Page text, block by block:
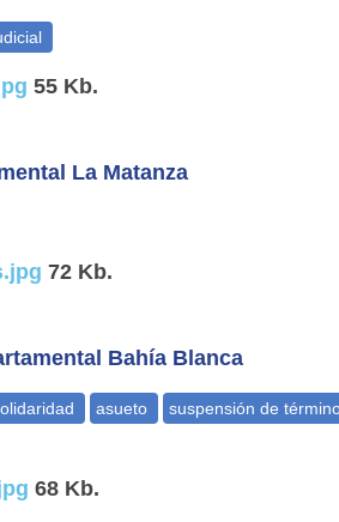
55 Kb.
La Matanza
72 Kb.
Bahía Blanca
68 Kb.